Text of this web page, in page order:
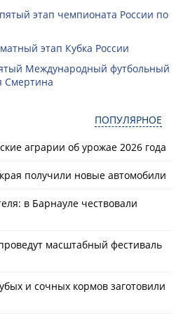
этап чемпионата России по
этап Кубка России
Международный футбольный
Смертина
ПОПУЛЯРНОЕ
аграрии об урожае 2026 года
получили новые автомобили
в Барнауле чествовали
масштабный фестиваль
и сочных кормов заготовили